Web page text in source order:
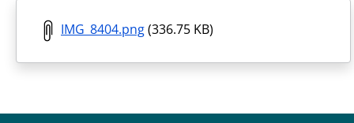
IMG_8404.png(336.75 KB)